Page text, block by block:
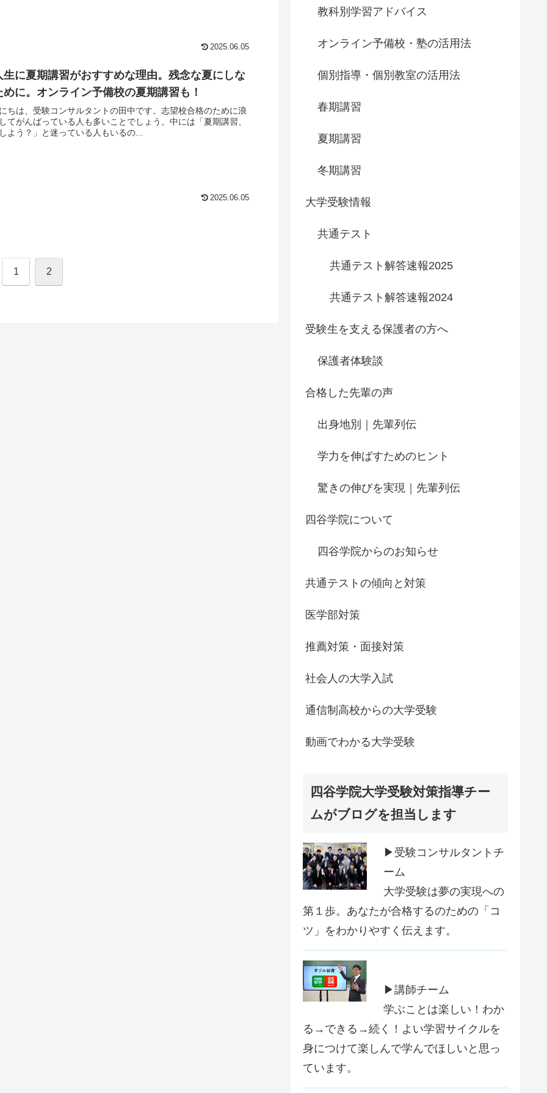
2025.06.05
生に夏期講習がおすすめな理由。残念な夏にしな
めに。オンライン予備校の夏期講習も！
ちは、受験コンサルタントの田中です。志望校合格のために浪
てがんばっている人も多いことでしょう。中には「夏期講習、
よう？」と迷っている人もいるの...
2025.06.05
1 2
教科別学習アドバイス
オンライン予備校・塾の活用法
個別指導・個別教室の活用法
春期講習
夏期講習
冬期講習
大学受験情報
共通テスト
共通テスト解答速報2025
共通テスト解答速報2024
受験生を支える保護者の方へ
保護者体験談
合格した先輩の声
出身地別｜先輩列伝
学力を伸ばすためのヒント
驚きの伸びを実現｜先輩列伝
四谷学院について
四谷学院からのお知らせ
共通テストの傾向と対策
医学部対策
推薦対策・面接対策
社会人の大学入試
通信制高校からの大学受験
動画でわかる大学受験
四谷学院大学受験対策指導チー
ムがブログを担当します
▶受験コンサルタントチ
ーム
大学受験は夢の実現への
第１歩。あなたが合格するのための「コ
ツ」をわかりやすく伝えます。
▶講師チーム
学ぶことは楽しい！わか
る→できる→続く！よい学習サイクルを
身につけて楽しんで学んでほしいと思っ
ています。